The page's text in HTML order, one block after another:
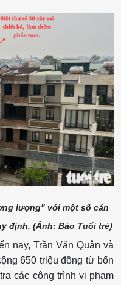
lượng" với một số cán
định. (Ảnh: Báo Tuổi trẻ)
nay, Trần Văn Quân và
650 triệu đồng từ bốn
các công trình vi phạm